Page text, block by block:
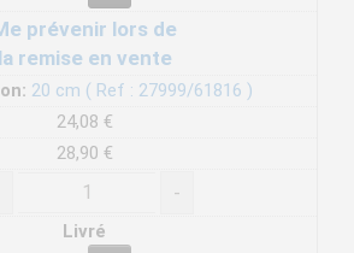
prévenir lors de
la remise en vente
20 cm ( Ref : 27999/61816 )
24,08 €
28,90 €
-
Livré